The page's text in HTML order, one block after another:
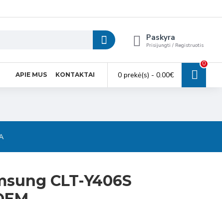
Paskyra
Prisijungti / Registruotis
APIE MUS KONTAKTAI 0 prekė(s) - 0.00€
0
CLT-Y406S